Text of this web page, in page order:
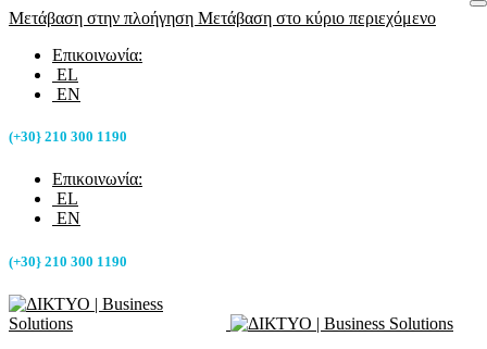
Μετάβαση στην πλοήγηση Μετάβαση στο κύριο περιεχόμενο
Επικοινωνία:
EL
EN
(+30} 210 300 1190
Επικοινωνία:
EL
EN
(+30} 210 300 1190